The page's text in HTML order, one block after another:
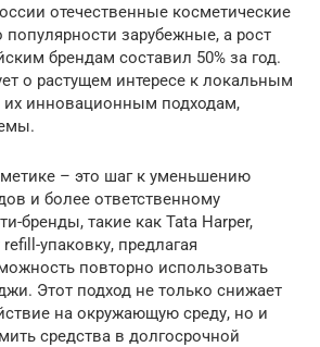
отечественные косметические
зарубежные, а рост
брендам составил 50% за год.
о растущем интересе к локальным
их инновационным подходам,
– это шаг к уменьшению
и более ответственному
бренды, такие как Tata Harper,
упаковку, предлагая
повторно использовать
Этот подход не только снижает
на окружающую среду, но и
средства в долгосрочной